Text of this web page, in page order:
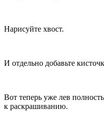
Нарисуйте хвост.
И отдельно добавьте
Вот теперь уже лев
к раскрашиванию.